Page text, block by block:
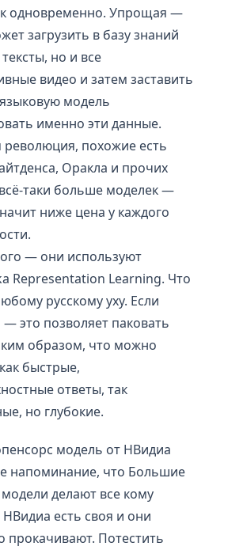
одновременно. Упрощая —
загрузить в базу знаний
но и все
видео и затем заставить
модель
именно эти данные.
революция, похожие есть
Оракла и прочих
таки больше моделек —
ниже цена у каждого
— они используют
Representation Learning. Что
русскому уху. Если
это позволяет паковать
образом, что можно
быстрые,
ответы, так
но глубокие.
модель от НВидиа
напоминание, что Большие
делают все кому
есть своя и они
прокачивают. Потестить